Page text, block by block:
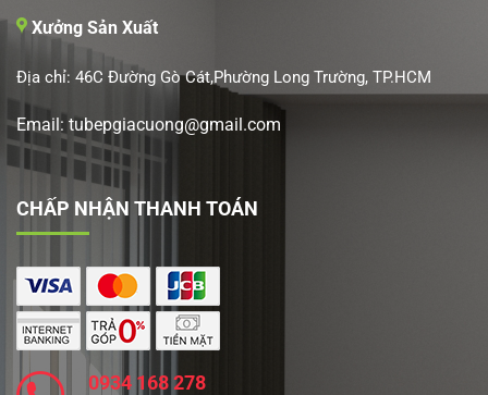
Xưởng Sản Xuất
Địa chỉ: 46C Đường Gò Cát,Phường Long Trường, TP.HCM
Email: tubepgiacuong@gmail.com
CHẤP NHẬN THANH TOÁN
0934 168 278